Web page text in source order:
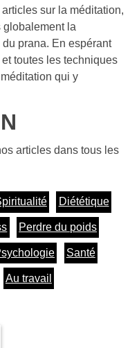
sur la méditation,
globalement la
prana. En espérant
toutes les techniques
qui y
articles dans tous les
Diététique
Perdre du poids
Santé
Au travail